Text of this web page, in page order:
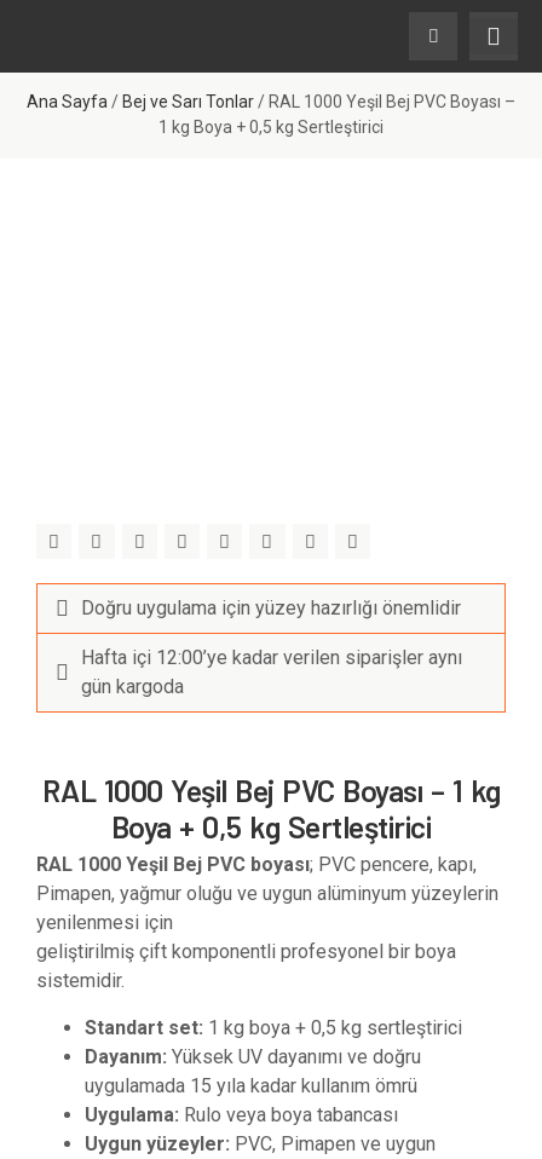
Ana Sayfa / Bej ve Sarı Tonlar/ RAL 1000 Yeşil Bej PVC Boyası –
1 kg Boya + 0,5 kg Sertleştirici
Doğru uygulama için yüzey hazırlığı önemlidir
Hafta içi 12:00’ye kadar verilen siparişler aynı
gün kargoda
RAL 1000 Yeşil Bej PVC Boyası – 1 kg
Boya + 0,5 kg Sertleştirici
RAL 1000 Yeşil Bej PVC boyası; PVC pencere, kapı,
Pimapen, yağmur oluğu ve uygun alüminyum yüzeylerin
yenilenmesi için
geliştirilmiş çift komponentli profesyonel bir boya
sistemidir.
Standart set: 1 kg boya + 0,5 kg sertleştirici
Dayanım: Yüksek UV dayanımı ve doğru
uygulamada 15 yıla kadar kullanım ömrü
Uygulama: Rulo veya boya tabancası
Uygun yüzeyler: PVC, Pimapen ve uygun